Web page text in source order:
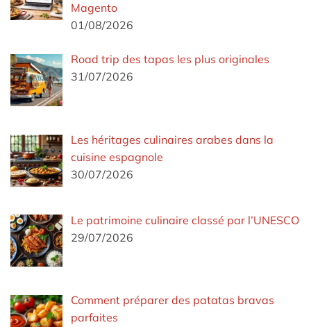
Magento
01/08/2026
Road trip des tapas les plus originales
31/07/2026
Les héritages culinaires arabes dans la
cuisine espagnole
30/07/2026
Le patrimoine culinaire classé par l’UNESCO
29/07/2026
Comment préparer des patatas bravas
parfaites